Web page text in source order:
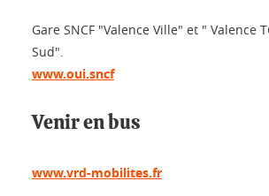
Gare SNCF "Valence Ville" et " Valence
Sud".
www.oui.sncf
Venir en bus
www.vrd-mobilites.fr